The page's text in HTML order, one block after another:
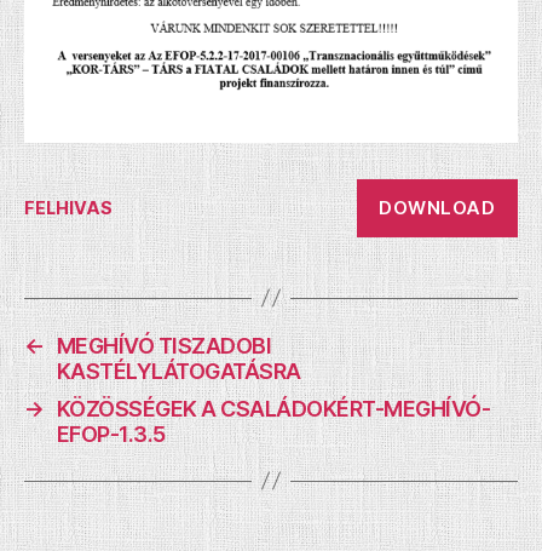
FELHIVAS DOWNLOAD
← MEGHÍVÓ TISZADOBI
KASTÉLYLÁTOGATÁSRA
→ KÖZÖSSÉGEK A CSALÁDOKÉRT-MEGHÍVÓ-
EFOP-1.3.5